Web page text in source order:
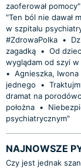
zaoferował pomocy"
"Ten ból nie dawał
w szpitalu
#ZdrowaPolka •
zagadką • Od
wyglądam od szyi w
• Agnieszka, Iwona
jednego
•
dramat na
położna •
psychiatrycznym"
NAJNOWSZE
Czy jest jednak